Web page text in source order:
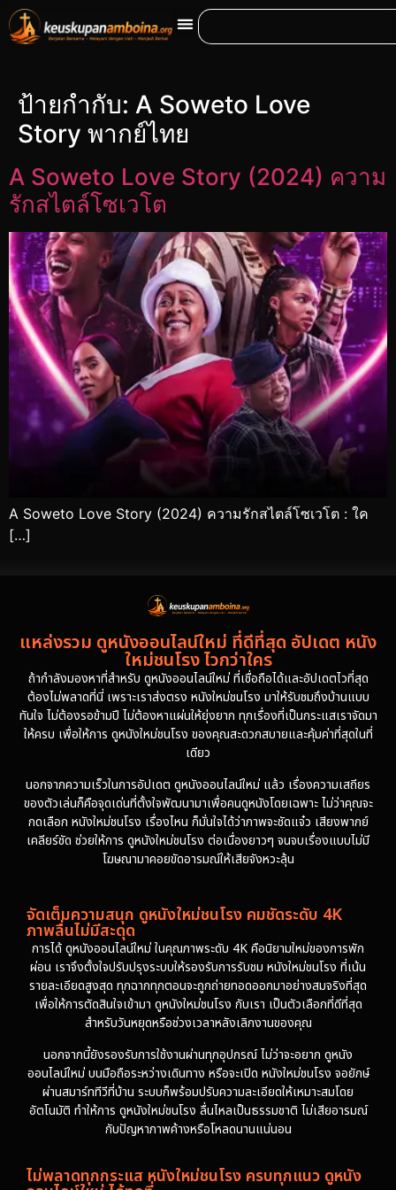
ป้ายกำกับ: A Soweto Love
Story พากย์ไทย
A Soweto Love Story (2024) ความ
รักสไตล์โซเวโต
A Soweto Love Story (2024) ความรักสไตล์โซเวโต : ใค
[…]
แหล่งรวม ดูหนังออนไลน์ใหม่ ที่ดีที่สุด อัปเดต หนัง
ใหม่ชนโรง ไวกว่าใคร
ถ้ากำลังมองหาที่สำหรับ ดูหนังออนไลน์ใหม่ ที่เชื่อถือได้และอัปเดตไวที่สุด
ต้องไม่พลาดที่นี่ เพราะเราส่งตรง หนังใหม่ชนโรง มาให้รับชมถึงบ้านแบบ
ทันใจ ไม่ต้องรอข้ามปี ไม่ต้องหาแผ่นให้ยุ่งยาก ทุกเรื่องที่เป็นกระแสเราจัดมา
ให้ครบ เพื่อให้การ ดูหนังใหม่ชนโรง ของคุณสะดวกสบายและคุ้มค่าที่สุดในที่
เดียว
นอกจากความเร็วในการอัปเดต ดูหนังออนไลน์ใหม่ แล้ว เรื่องความเสถียร
ของตัวเล่นก็คือจุดเด่นที่ตั้งใจพัฒนามาเพื่อคนดูหนังโดยเฉพาะ ไม่ว่าคุณจะ
กดเลือก หนังใหม่ชนโรง เรื่องไหน ก็มั่นใจได้ว่าภาพจะชัดแจ๋ว เสียงพากย์
เคลียร์ชัด ช่วยให้การ ดูหนังใหม่ชนโรง ต่อเนื่องยาวๆ จนจบเรื่องแบบไม่มี
โฆษณามาคอยขัดอารมณ์ให้เสียจังหวะลุ้น
จัดเต็มความสนุก ดูหนังใหม่ชนโรง คมชัดระดับ 4K
ภาพลื่นไม่มีสะดุด
การได้ ดูหนังออนไลน์ใหม่ ในคุณภาพระดับ 4K คือนิยามใหม่ของการพัก
ผ่อน เราจึงตั้งใจปรับปรุงระบบให้รองรับการรับชม หนังใหม่ชนโรง ที่เน้น
รายละเอียดสูงสุด ทุกฉากทุกตอนจะถูกถ่ายทอดออกมาอย่างสมจริงที่สุด
เพื่อให้การตัดสินใจเข้ามา ดูหนังใหม่ชนโรง กับเรา เป็นตัวเลือกที่ดีที่สุด
สำหรับวันหยุดหรือช่วงเวลาหลังเลิกงานของคุณ
นอกจากนี้ยังรองรับการใช้งานผ่านทุกอุปกรณ์ ไม่ว่าจะอยาก ดูหนัง
ออนไลน์ใหม่ บนมือถือระหว่างเดินทาง หรือจะเปิด หนังใหม่ชนโรง จอยักษ์
ผ่านสมาร์ททีวีที่บ้าน ระบบก็พร้อมปรับความละเอียดให้เหมาะสมโดย
อัตโนมัติ ทำให้การ ดูหนังใหม่ชนโรง ลื่นไหลเป็นธรรมชาติ ไม่เสียอารมณ์
กับปัญหาภาพค้างหรือโหลดนานแน่นอน
ไม่พลาดทุกกระแส หนังใหม่ชนโรง ครบทุกแนว ดูหนัง